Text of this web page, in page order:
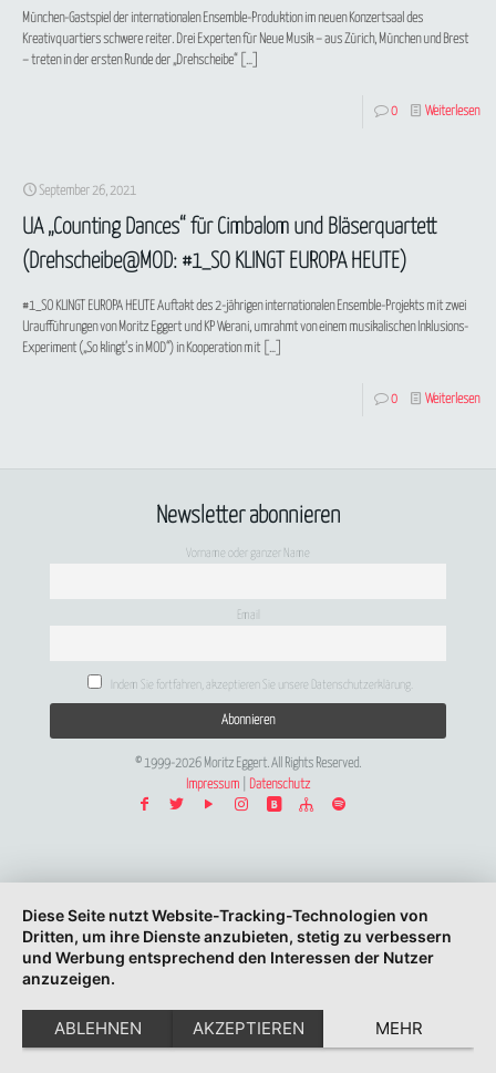
München-Gastspiel der internationalen Ensemble-Produktion im neuen Konzertsaal des
Kreativquartiers schwere reiter. Drei Experten für Neue Musik – aus Zürich, München und Brest
– treten in der ersten Runde der „Drehscheibe“[…]
0 Weiterlesen
September 26, 2021
UA „Counting Dances“ für Cimbalom und Bläserquartett
(Drehscheibe@MOD: #1_SO KLINGT EUROPA HEUTE)
#1_SO KLINGT EUROPA HEUTE Auftakt des 2-jährigen internationalen Ensemble-Projekts mit zwei
Uraufführungen von Moritz Eggert und KP Werani, umrahmt von einem musikalischen Inklusions-
Experiment („So klingt’s in MOD“) in Kooperation mit […]
0 Weiterlesen
Newsletter abonnieren
Vorname oder ganzer Name
Email
Indem Sie fortfahren, akzeptieren Sie unsere Datenschutzerklärung.
© 1999-2026 Moritz Eggert. All Rights Reserved.
Impressum
Datenschutz
Diese Seite nutzt Website-Tracking-Technologien von
Dritten, um ihre Dienste anzubieten, stetig zu verbessern
und Werbung entsprechend den Interessen der Nutzer
anzuzeigen.
ABLEHNEN AKZEPTIEREN MEHR